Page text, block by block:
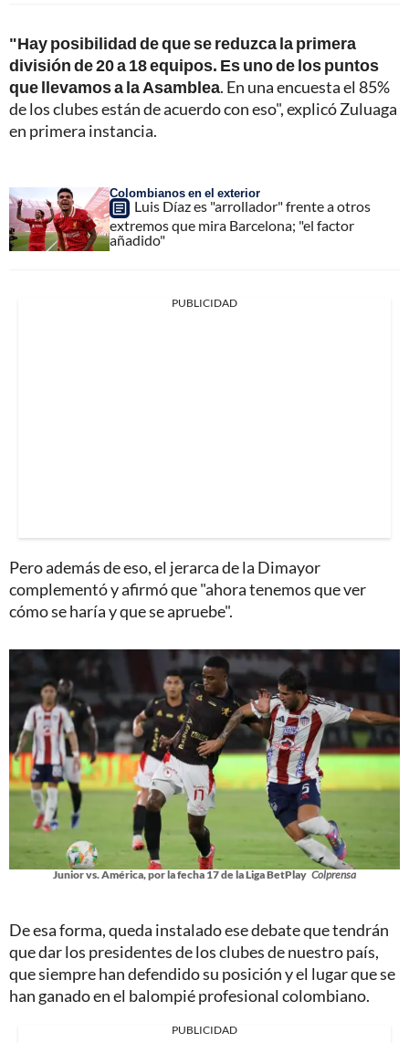
"Hay posibilidad de que se reduzca la primera
división de 20 a 18 equipos. Es uno de los puntos
que llevamos a la Asamblea. En una encuesta el 85%
de los clubes están de acuerdo con eso", explicó Zuluaga
en primera instancia.
Colombianos en el exterior
Luis Díaz es "arrollador" frente a otros
extremos que mira Barcelona; "el factor
añadido"
PUBLICIDAD
Pero además de eso, el jerarca de la Dimayor
complementó y afirmó que "ahora tenemos que ver
cómo se haría y que se apruebe".
Junior vs. América, por la fecha 17 de la Liga BetPlay Colprensa
De esa forma, queda instalado ese debate que tendrán
que dar los presidentes de los clubes de nuestro país,
que siempre han defendido su posición y el lugar que se
han ganado en el balompié profesional colombiano.
PUBLICIDAD